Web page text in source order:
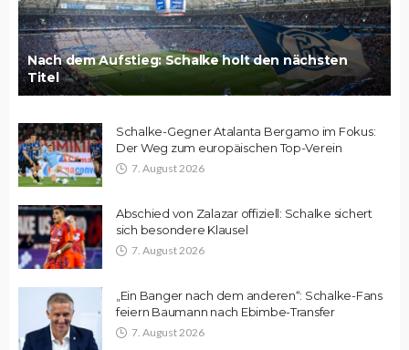
Nach dem Aufstieg: Schalke holt den nächsten
Titel
Schalke-Gegner Atalanta Bergamo im Fokus:
Der Weg zum europäischen Top-Verein
7. August 2026
Abschied von Zalazar offiziell: Schalke sichert
sich besondere Klausel
7. August 2026
„Ein Banger nach dem anderen“: Schalke-Fans
feiern Baumann nach Ebimbe-Transfer
7. August 2026